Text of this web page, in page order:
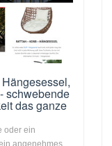
schwebende
das ganze
oder ein
angenehmes